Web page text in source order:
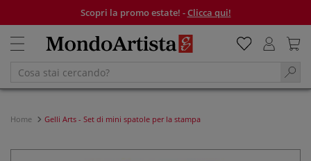
Scopri la promo estate! -Clicca qui!
Home Gelli Arts - Set di mini spatole per la stampa